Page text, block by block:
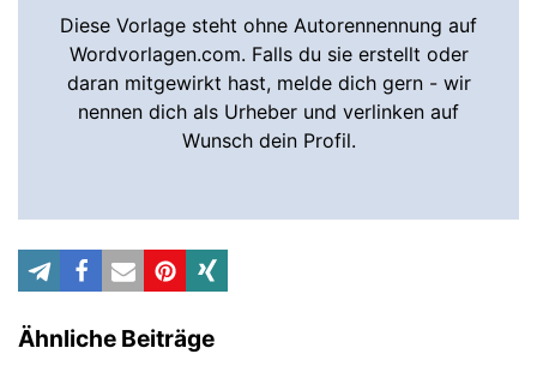
Diese Vorlage steht ohne Autorennennung auf
Wordvorlagen.com. Falls du sie erstellt oder
daran mitgewirkt hast, melde dich gern - wir
nennen dich als Urheber und verlinken auf
Wunsch dein Profil.
Ähnliche Beiträge